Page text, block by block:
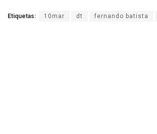
Etiquetas: 10mar dt fernando batista